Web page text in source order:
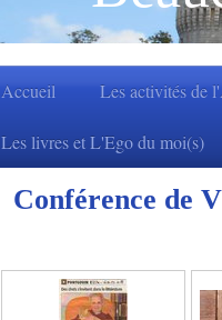
Accueil Les activités de
Les livres et L'Ego du moi(s)
Conférence de